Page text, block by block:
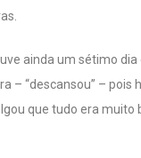
ainda um sétimo dia
– “descansou” – pois
que tudo era muito